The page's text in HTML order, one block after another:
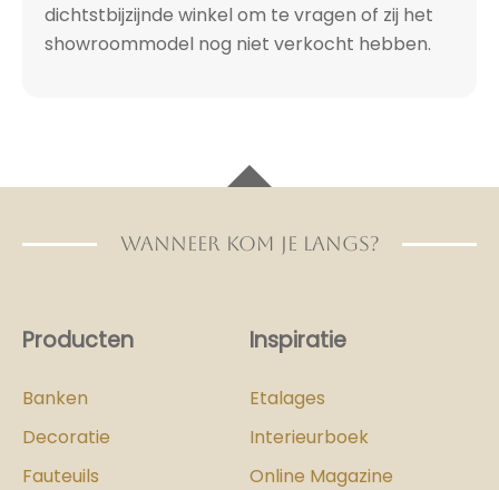
dichtstbijzijnde winkel om te vragen of zij het
showroommodel nog niet verkocht hebben.
WANNEER KOM JE LANGS?
Producten
Banken
Decoratie
Fauteuils
Inspiratie
Etalages
Interieurboek
Online Magazine